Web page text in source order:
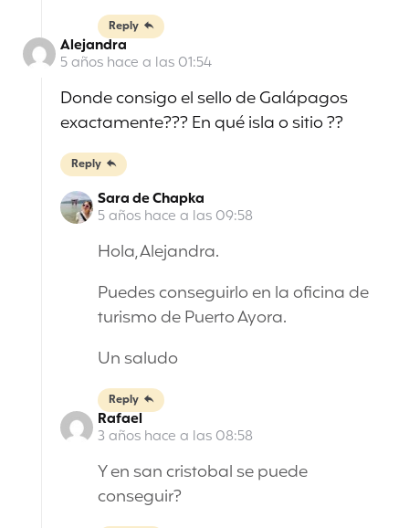
Reply
Alejandra
5 años hace a las 01:54
Donde consigo el sello de Galápagos
exactamente??? En qué isla o sitio ??
Reply
Sara de Chapka
5 años hace a las 09:58
Hola, Alejandra.
Puedes conseguirlo en la oficina de
turismo de Puerto Ayora.
Un saludo
Reply
Rafael
3 años hace a las 08:58
Y en san cristobal se puede
conseguir?